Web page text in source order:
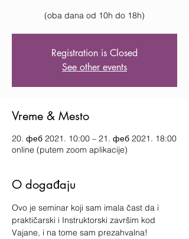
​(oba dana od 10h do 18h)​
Registration is Closed
See other events
Vreme & Mesto
20. феб 2021. 10:00 – 21. феб 2021. 18:00
online (putem zoom aplikacije)
O događaju
Ovo je seminar koji sam imala čast da i
praktičarski i Instruktorski završim kod
Vajane, i na tome sam prezahvalna!